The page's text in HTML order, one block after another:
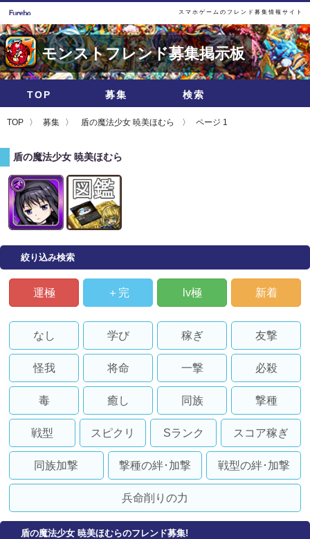
スマホゲームのフレンド募集情報サイト
モンストフレンド募集掲示板
TOP 募集 検索
TOP 募集 盾の魔法少女 暁美ほむら ページ 1
盾の魔法少女 暁美ほむら
絞り込み検索
運極 ＋完 lv極 新着
なし 学び 稼ぎ 友撃
怪我 将命 一撃 必殺
毒 癒し 同族 撃種
戦型 スピクリ Sランク スコア稼ぎ
同族加撃 撃種の絆･加撃 戦型の絆･加撃
兵命削りの力
盾の魔法少女 暁美ほむらのフレンド募集!